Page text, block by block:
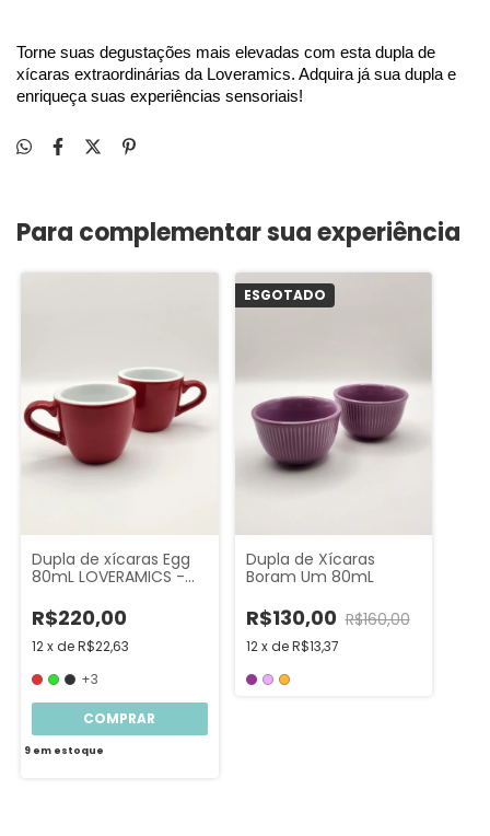
Torne suas degustações mais elevadas com esta dupla de
xícaras extraordinárias da Loveramics. Adquira já sua dupla e
enriqueça suas experiências sensoriais!
Para complementar sua experiência
Dupla de xícaras Egg
80mL LOVERAMICS -
R$220,00
12xdeR$22,63
+3
COMPRAR
9em estoque
ESGOTADO
Dupla de Xícaras
Boram Um 80mL
R$130,00 R$160,00
12 xdeR$13,37